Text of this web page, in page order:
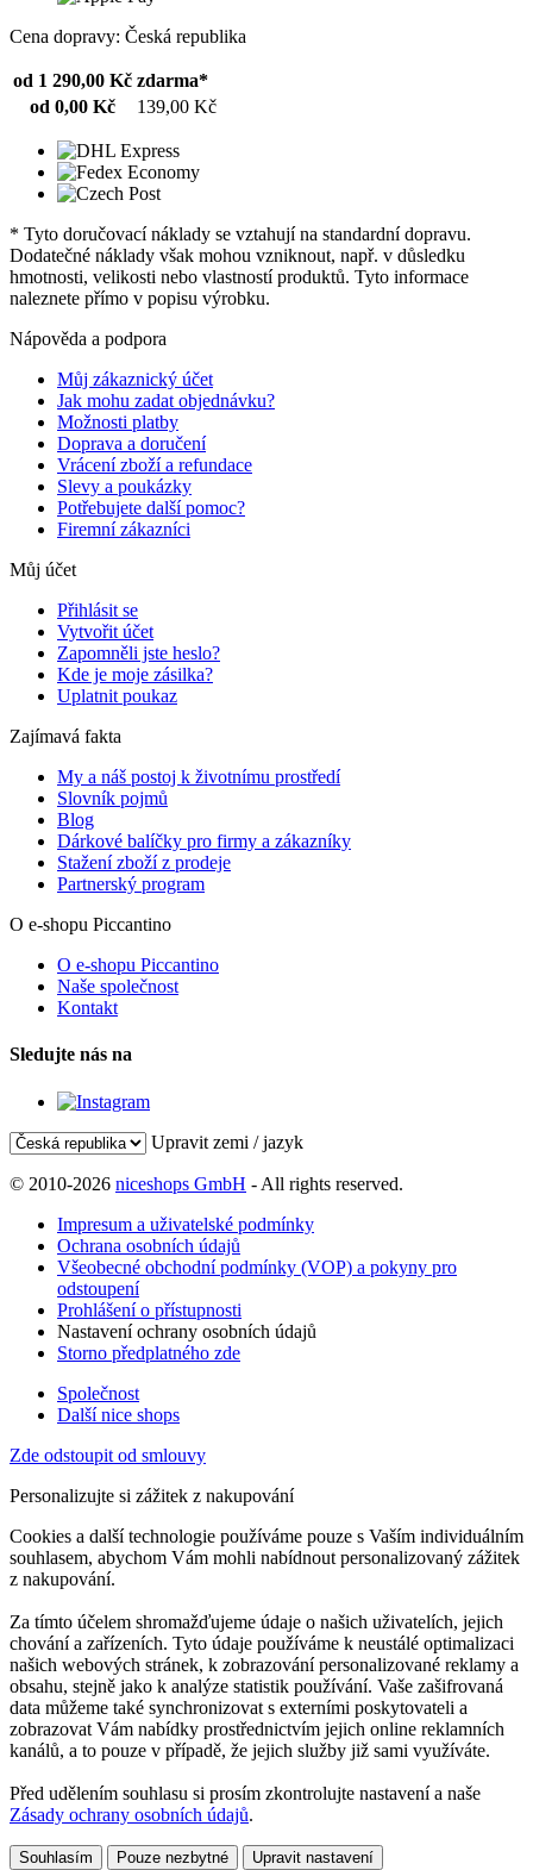
Cena dopravy: Česká republika
od 1 290,00 Kč zdarma*
od 0,00 Kč
139,00 Kč
* Tyto doručovací náklady se vztahují na standardní dopravu.
Dodatečné náklady však mohou vzniknout, např. v důsledku
hmotnosti, velikosti nebo vlastností produktů. Tyto informace
naleznete přímo v popisu výrobku.
Nápověda a podpora
Můj zákaznický účet
Jak mohu zadat objednávku?
Možnosti platby
Doprava a doručení
Vrácení zboží a refundace
Slevy a poukázky
Potřebujete další pomoc?
Firemní zákazníci
Můj účet
Přihlásit se
Vytvořit účet
Zapomněli jste heslo?
Kde je moje zásilka?
Uplatnit poukaz
Zajímavá fakta
My a náš postoj k životnímu prostředí
Slovník pojmů
Blog
Dárkové balíčky pro firmy a zákazníky
Stažení zboží z prodeje
Partnerský program
O e-shopu Piccantino
O e-shopu Piccantino
Naše společnost
Kontakt
Sledujte nás na
Upravit zemi / jazyk
© 2010-2026 niceshops GmbH - All rights reserved.
Impresum a uživatelské podmínky
Ochrana osobních údajů
Všeobecné obchodní podmínky (VOP) a pokyny pro
odstoupení
Prohlášení o přístupnosti
Nastavení ochrany osobních údajů
Storno předplatného zde
Společnost
Další nice shops
Zde odstoupit od smlouvy
Personalizujte si zážitek z nakupování
Cookies a další technologie používáme pouze s Vaším individuálním
souhlasem, abychom Vám mohli nabídnout personalizovaný zážitek
z nakupování.
Za tímto účelem shromažďujeme údaje o našich uživatelích, jejich
chování a zařízeních. Tyto údaje používáme k neustálé optimalizaci
našich webových stránek, k zobrazování personalizované reklamy a
obsahu, stejně jako k analýze statistik používání. Vaše zašifrovaná
data můžeme také synchronizovat s externími poskytovateli a
zobrazovat Vám nabídky prostřednictvím jejich online reklamních
kanálů, a to pouze v případě, že jejich služby již sami využíváte.
Před udělením souhlasu si prosím zkontrolujte nastavení a naše
Zásady ochrany osobních údajů.
Souhlasím Pouze nezbytné Upravit nastavení